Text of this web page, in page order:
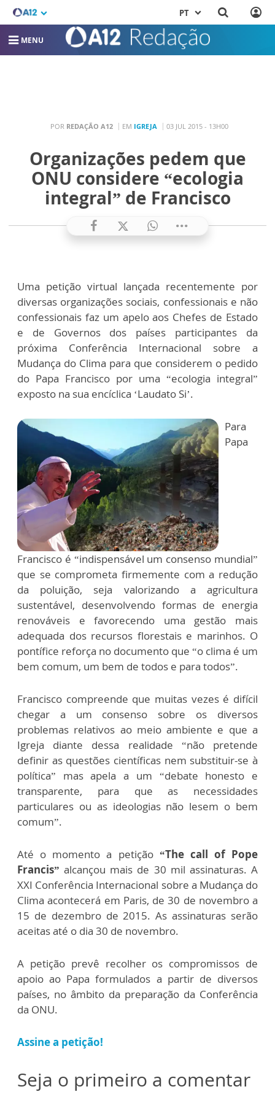
PT
MENU
POR REDAÇÃO A12 EM IGREJA 03 JUL 2015 - 13H00
Organizações pedem que
ONU considere “ecologia
integral” de Francisco
Uma petição virtual lançada recentemente por
diversas organizações sociais, confessionais e não
confessionais faz um apelo aos Chefes de Estado
e de Governos dos países participantes da
próxima Conferência Internacional sobre a
Mudança do Clima para que considerem o pedido
do Papa Francisco por uma “ecologia integral”
exposto na sua encíclica ‘Laudato Si’.
Para
Papa
Francisco é “indispensável um consenso mundial”
que se comprometa firmemente com a redução
da poluição, seja valorizando a agricultura
sustentável, desenvolvendo formas de energia
renováveis e favorecendo uma gestão mais
adequada dos recursos florestais e marinhos. O
pontífice reforça no documento que “o clima é um
bem comum, um bem de todos e para todos”.
Francisco compreende que muitas vezes é difícil
chegar a um consenso sobre os diversos
problemas relativos ao meio ambiente e que a
Igreja diante dessa realidade “não pretende
definir as questões científicas nem substituir-se à
política” mas apela a um “debate honesto e
transparente, para que as necessidades
particulares ou as ideologias não lesem o bem
comum”.
Até o momento a petição “The call of Pope
Francis” alcançou mais de 30 mil assinaturas. A
XXI Conferência Internacional sobre a Mudança do
Clima acontecerá em Paris, de 30 de novembro a
15 de dezembro de 2015. As assinaturas serão
aceitas até o dia 30 de novembro.
A petição prevê recolher os compromissos de
apoio ao Papa formulados a partir de diversos
países, no âmbito da preparação da Conferência
da ONU.
Assine a petição!
Seja o primeiro a comentar